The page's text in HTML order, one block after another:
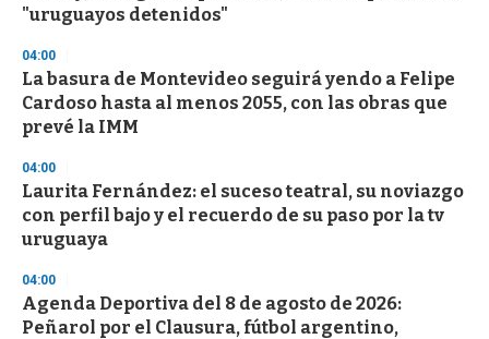
3
s
e
c
o
n
d
"uruguayos detenidos"
04:00
La basura de Montevideo seguirá yendo a Felipe
Cardoso hasta al menos 2055, con las obras que
prevé la IMM
04:00
Laurita Fernández: el suceso teatral, su noviazgo
con perfil bajo y el recuerdo de su paso por la tv
uruguaya
04:00
Agenda Deportiva del 8 de agosto de 2026:
Peñarol por el Clausura, fútbol argentino,